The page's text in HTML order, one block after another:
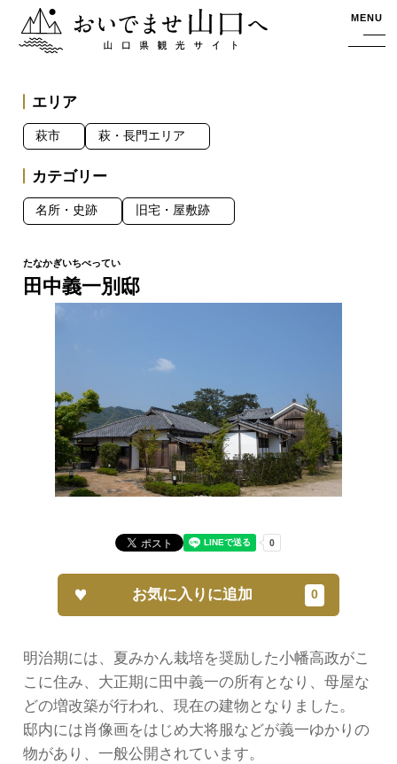
おいでませ山口へー山口県観光サイト MENU
田中義一別邸
明治期には、夏みかん栽培を奨励した小幡高政がこ
こに住み、大正期に田中義一の所有となり、母屋な
どの増改築が行われ、現在の建物となりました。
邸内には肖像画をはじめ大将服などが義一ゆかりの
物があり、一般公開されています。
お気に入りに追加
エリア
萩市 萩・長門エリア
カテゴリー
名所・史跡 旧宅・屋敷跡